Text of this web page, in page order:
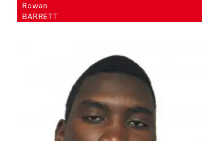
Rowan
BARRETT